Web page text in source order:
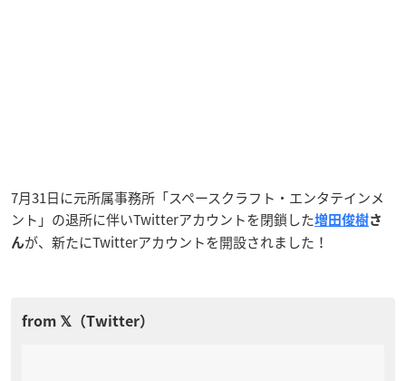
7月31日に元所属事務所「スペースクラフト・エンタテインメ
ント」の退所に伴いTwitterアカウントを閉鎖した増田俊樹さ
んが、新たにTwitterアカウントを開設されました！